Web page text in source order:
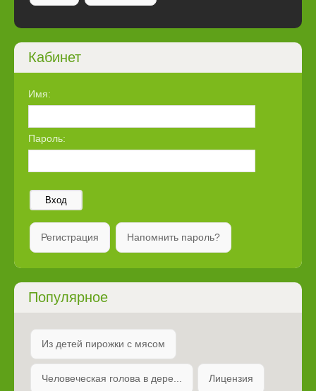
Кабинет
Имя:
Пароль:
Вход
Регистрация Напомнить пароль?
Популярное
Из детей пирожки с мясом
Человеческая голова в дере... Лицензия